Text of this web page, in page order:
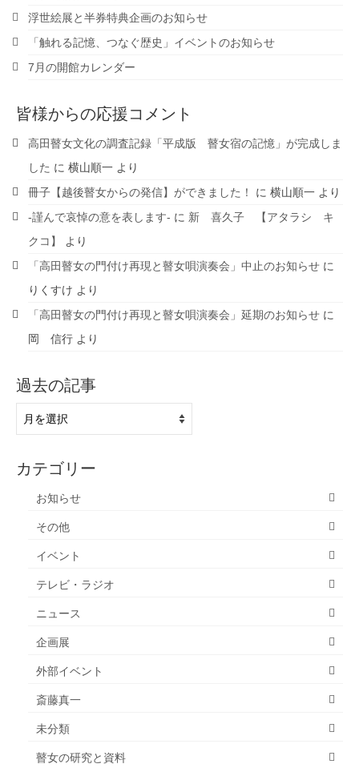
浮世絵展と半券特典企画のお知らせ
「触れる記憶、つなぐ歴史」イベントのお知らせ
7月の開館カレンダー
皆様からの応援コメント
高田瞽女文化の調査記録「平成版 瞽女宿の記憶」が完成しま
した に 横山順一 より
冊子【越後瞽女からの発信】ができました！
に 横山順一 より
-謹んで哀悼の意を表します- に 新 喜久子 【アタラシ キ
クコ】
より
「高田瞽女の門付け再現と瞽女唄演奏会」中止のお知らせ に
りくすけ より
「高田瞽女の門付け再現と瞽女唄演奏会」延期のお知らせ に
岡 信行 より
過去の記事
去
事
カテゴリー
お知らせ
その他
イベント
テレビ・ラジオ
ニュース
企画展
外部イベント
斎藤真一
未分類
瞽女の研究と資料